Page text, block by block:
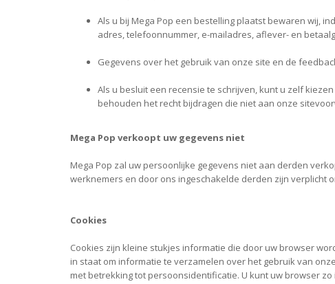
Als u bij Mega Pop een bestelling plaatst bewaren wij,
adres, telefoonnummer, e-mailadres, aflever- en
Gegevens over het gebruik van onze site en de
Als u besluit een recensie te schrijven, kunt u zelf
behouden het recht bijdragen die niet aan onze
Mega Pop verkoopt uw gegevens niet
Mega Pop zal uw persoonlijke gegevens niet aan derden
werknemers en door ons ingeschakelde derden zijn verplicht
Cookies
Cookies zijn kleine stukjes informatie die door uw browser
in staat om informatie te verzamelen over het gebruik van
met betrekking tot persoonsidentificatie. U kunt uw browser